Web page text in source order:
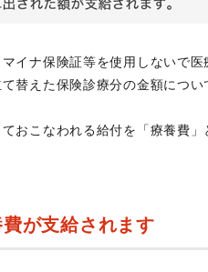
イナ保険証等を使用しないで
替えた保険診療分の金額につ
おこなわれる給付を「療養費」
が支給されます